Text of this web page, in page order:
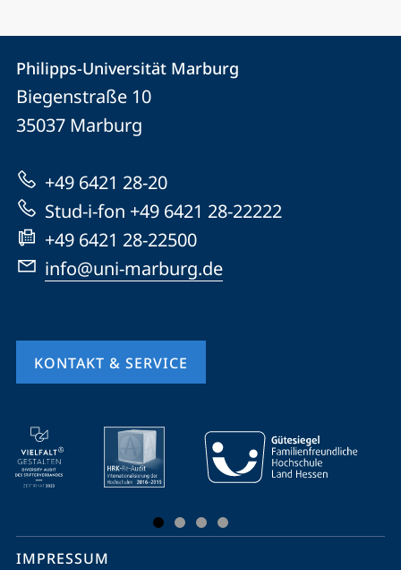
Kontakt
und
Informationen
zur
Website
Kontaktinformationen
Philipps-
Universität
Philipps-Universität Marburg
Biegenstraße 10
35037 Marburg
+49 6421 28-20
Stud-i-fon +49 6421 28-22222
+49 6421 28-22500
info@uni-marburg.de
KONTAKT & SERVICE
Mobile-
Service-
Navigation
Social
IMPRESSUM